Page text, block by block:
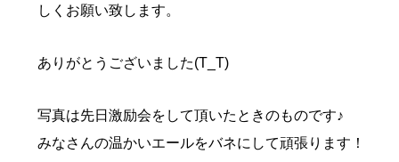
しくお願い致します。
ありがとうございました(T_T)
写真は先日激励会をして頂いたときのものです♪
みなさんの温かいエールをバネにして頑張ります！